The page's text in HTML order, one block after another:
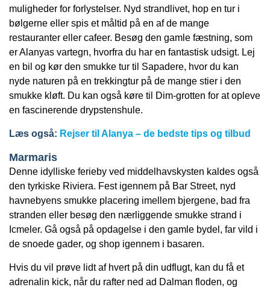
muligheder for forlystelser. Nyd strandlivet, hop en tur i
bølgerne eller spis et måltid på en af de mange
restauranter eller cafeer. Besøg den gamle fæstning, som
er Alanyas vartegn, hvorfra du har en fantastisk udsigt. Lej
en bil og kør den smukke tur til Sapadere, hvor du kan
nyde naturen på en trekkingtur på de mange stier i den
smukke kløft. Du kan også køre til Dim-grotten for at opleve
en fascinerende drypstenshule.
Læs også: Rejser til Alanya – de bedste tips og tilbud
Marmaris
Denne idylliske ferieby ved middelhavskysten kaldes også
den tyrkiske Riviera. Fest igennem på Bar Street, nyd
havnebyens smukke placering imellem bjergene, bad fra
stranden eller besøg den nærliggende smukke strand i
Icmeler. Gå også på opdagelse i den gamle bydel, far vild i
de snoede gader, og shop igennem i basaren.
Hvis du vil prøve lidt af hvert på din udflugt, kan du få et
adrenalin kick, når du rafter ned ad Dalman floden, og